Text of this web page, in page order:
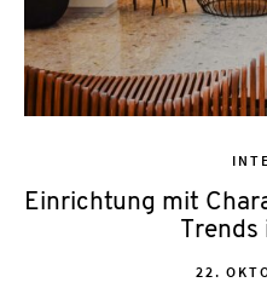
Einrichtung mit
Trends
POSTED
22.